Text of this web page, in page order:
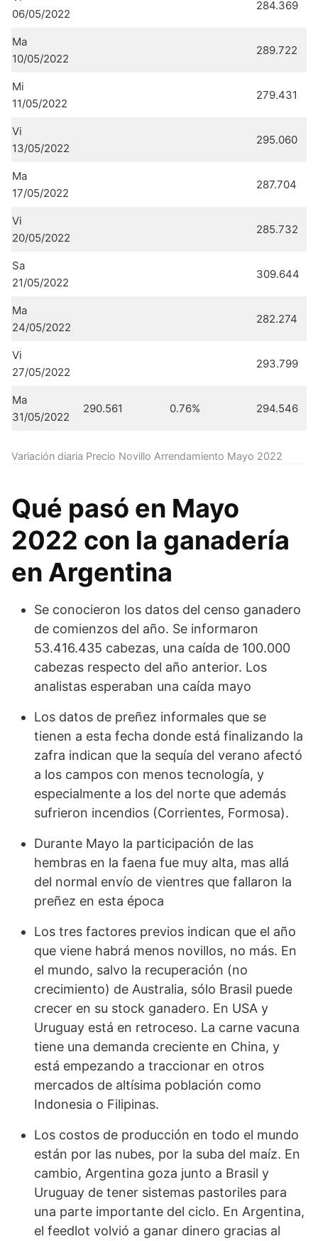
06/05/2022
284.369
Ma
10/05/2022
289.722
Mi
11/05/2022
279.431
Vi
13/05/2022
295.060
Ma
17/05/2022
287.704
Vi
20/05/2022
285.732
Sa
21/05/2022
309.644
Ma
24/05/2022
282.274
Vi
27/05/2022
293.799
Ma
31/05/2022
290.561 0.76% 294.546
Variación diaria Precio Novillo Arrendamiento Mayo 2022
Qué pasó en Mayo
2022 con la ganadería
en Argentina
Se conocieron los datos del censo ganadero
de comienzos del año. Se informaron
53.416.435 cabezas, una caída de 100.000
cabezas respecto del año anterior. Los
analistas esperaban una caída mayo
Los datos de preñez informales que se
tienen a esta fecha donde está finalizando la
zafra indican que la sequía del verano afectó
a los campos con menos tecnología, y
especialmente a los del norte que además
sufrieron incendios (Corrientes, Formosa).
Durante Mayo la participación de las
hembras en la faena fue muy alta, mas allá
del normal envío de vientres que fallaron la
preñez en esta época
Los tres factores previos indican que el año
que viene habrá menos novillos, no más. En
el mundo, salvo la recuperación (no
crecimiento) de Australia, sólo Brasil puede
crecer en su stock ganadero. En USA y
Uruguay está en retroceso. La carne vacuna
tiene una demanda creciente en China, y
está empezando a traccionar en otros
mercados de altísima población como
Indonesia o Filipinas.
Los costos de producción en todo el mundo
están por las nubes, por la suba del maíz. En
cambio, Argentina goza junto a Brasil y
Uruguay de tener sistemas pastoriles para
una parte importante del ciclo. En Argentina,
el feedlot volvió a ganar dinero gracias al